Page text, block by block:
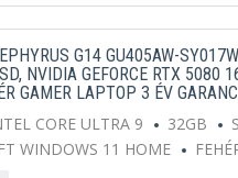
G14 GU405AW-
NVIDIA GEFORCE RTX 5080
GAMER LAPTOP 3 ÉV
CORE ULTRA 9 32GB
WINDOWS 11 HOME